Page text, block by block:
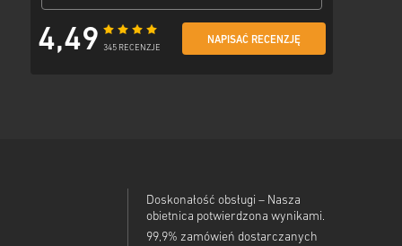
4,49 345 RECENZJE
NAPISAĆ RECENZJĘ
Doskonałość obsługi – Nasza
obietnica potwierdzona wynikami.
99,9% zamówień dostarczanych